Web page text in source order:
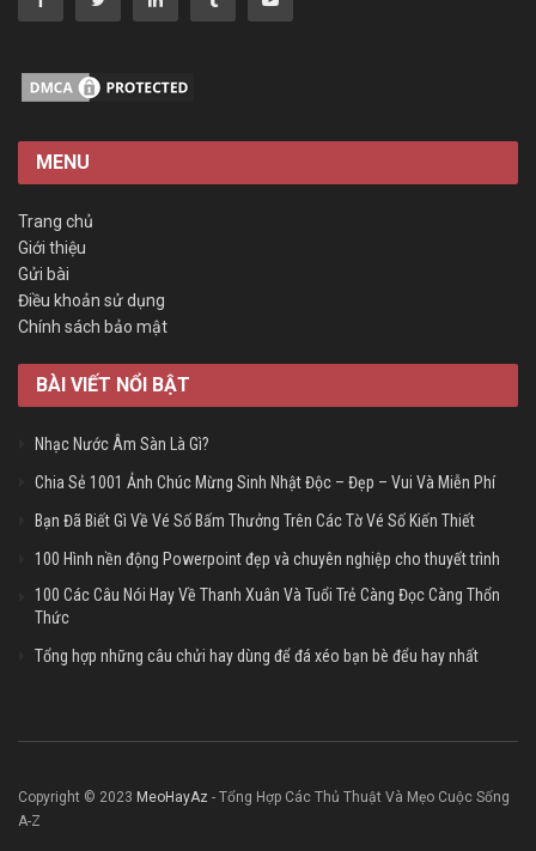
MENU
Trang chủ
Giới thiệu
Gửi bài
Điều khoản sử dụng
Chính sách bảo mật
BÀI VIẾT NỔI BẬT
Nhạc Nước Âm Sàn Là Gì?
Chia Sẻ 1001 Ảnh Chúc Mừng Sinh Nhật Độc – Đẹp – Vui Và Miễn Phí
Bạn Đã Biết Gì Về Vé Số Bấm Thưởng Trên Các Tờ Vé Số Kiến Thiết
100 Hình nền động Powerpoint đẹp và chuyên nghiệp cho thuyết trình
100 Các Câu Nói Hay Về Thanh Xuân Và Tuổi Trẻ Càng Đọc Càng Thổn
Thức
Tổng hợp những câu chửi hay dùng để đá xéo bạn bè đểu hay nhất
Copyright © 2023 MeoHayAz - Tổng Hợp Các Thủ Thuật Và Mẹo Cuộc Sống
A-Z